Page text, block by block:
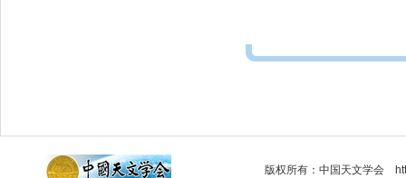
版权所有：中国天文学会